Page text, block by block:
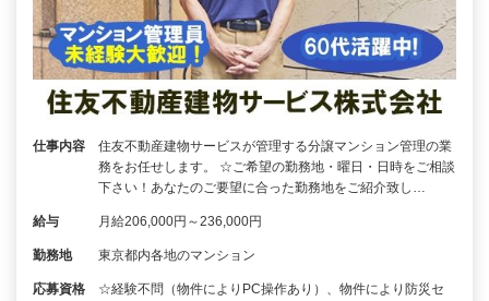
仕事内容
住友不動産建物サービスが管理する分譲マンション管理の業
務をお任せします。 ☆ご希望の勤務地・曜日・日時をご相談
下さい！あなたのご要望に合った勤務地をご紹介致し…
給与 月給206,000円～236,000円
勤務地 東京都内各地のマンション
応募資格
☆経験不問（物件によりPC操作あり）、物件により防災セ